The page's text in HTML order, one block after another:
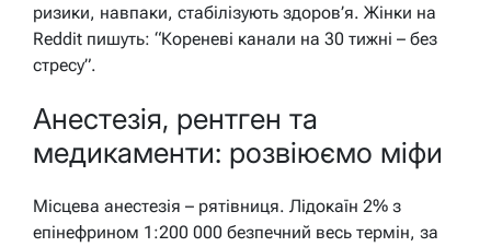
ризики, навпаки, стабілізують здоров’я. Жінки на
Reddit пишуть: “Кореневі канали на 30 тижні – без
стресу”.
Анестезія, рентген та
медикаменти: розвіюємо міфи
Місцева анестезія – рятівниця. Лідокаїн 2% з
епінефрином 1:200 000 безпечний весь термін, за